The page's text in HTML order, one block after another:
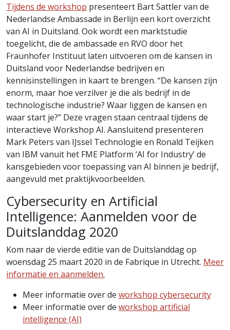
Tijdens de workshop presenteert Bart Sattler van de
Nederlandse Ambassade in Berlijn een kort overzicht
van AI in Duitsland. Ook wordt een marktstudie
toegelicht, die de ambassade en RVO door het
Fraunhofer Instituut laten uitvoeren om de kansen in
Duitsland voor Nederlandse bedrijven en
kennisinstellingen in kaart te brengen. “De kansen zijn
enorm, maar hoe verzilver je die als bedrijf in de
technologische industrie? Waar liggen de kansen en
waar start je?” Deze vragen staan centraal tijdens de
interactieve Workshop AI. Aansluitend presenteren
Mark Peters van IJssel Technologie en Ronald Teijken
van IBM vanuit het FME Platform ‘AI for Industry’ de
kansgebieden voor toepassing van AI binnen je bedrijf,
aangevuld met praktijkvoorbeelden.
Cybersecurity en Artificial
Intelligence: Aanmelden voor de
Duitslanddag 2020
Kom naar de vierde editie van de Duitslanddag op
woensdag 25 maart 2020 in de Fabrique in Utrecht. Meer
informatie en aanmelden.
Meer informatie over de workshop cybersecurity
Meer informatie over de workshop artificial
intelligence (AI)